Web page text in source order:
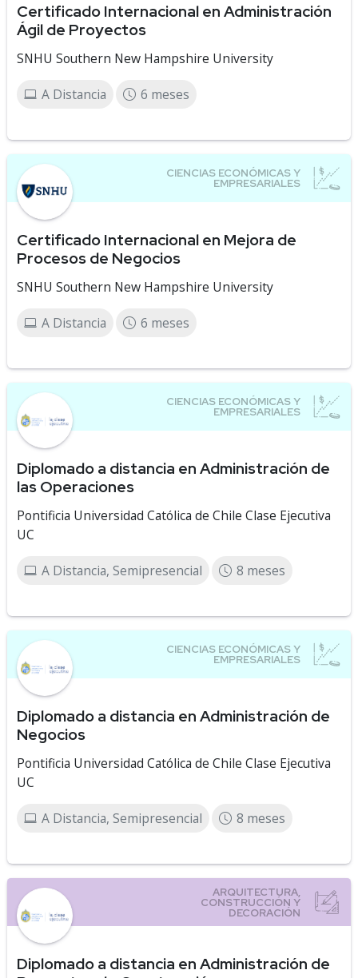
Certificado Internacional en Administración
Ágil de Proyectos
SNHU Southern New Hampshire University
A Distancia 6 meses
Certificado Internacional en Mejora de
Procesos de Negocios
SNHU Southern New Hampshire University
A Distancia 6 meses
Diplomado a distancia en Administración de
las Operaciones
Pontificia Universidad Católica de Chile Clase Ejecutiva
UC
A Distancia, Semipresencial 8 meses
Diplomado a distancia en Administración de
Negocios
Pontificia Universidad Católica de Chile Clase Ejecutiva
UC
A Distancia, Semipresencial 8 meses
Diplomado a distancia en Administración de